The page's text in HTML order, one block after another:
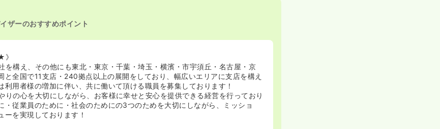
ザーのおすすめポイント
》
構え、その他にも東北・東京・千葉・埼玉・横濱・市宇須丘・名古屋・京
と全国で11支店・240拠点以上の展開をしており、幅広いエリアに支店を構え
利用者様の増加に伴い、共に働いて頂ける職員を募集しております！
の心を大切にしながら、お客様に幸せと安心を提供できる経営を行っており
・従業員のために・社会のためにの3つのためを大切にしながら、ミッショ
ーを実現しております！